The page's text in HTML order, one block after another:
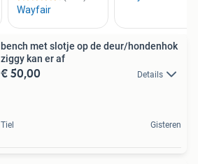
bench met slotje op de deur/hondenhok
ziggy kan er af
€ 50,00 Details
Tiel Gisteren